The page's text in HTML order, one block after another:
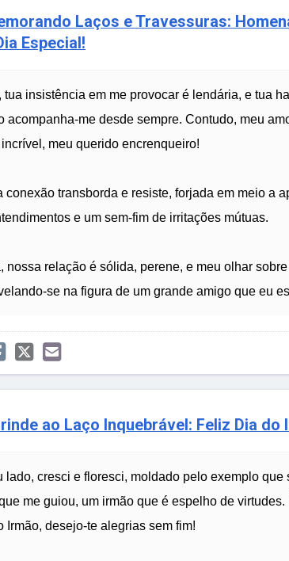
Laços e Travessuras:
Especial!
tua insistência em me provocar é lendária, e tua
acompanha-me desde sempre. Contudo, meu
incrível, meu querido encrenqueiro!
conexão transborda e resiste, forjada em meio a
e um sem-fim de irritações mútuas.
nossa relação é sólida, perene, e meu olhar
se na figura de um grande amigo que eu
ao Laço Inquebrável: Feliz Dia do
lado, cresci e floresci, moldado pelo exemplo que
me guiou, um irmão que é espelho de
Irmão, desejo-te alegrias sem fim!